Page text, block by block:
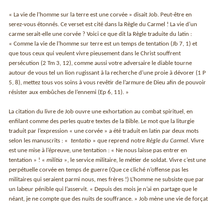
« La vie de l’homme sur la terre est une corvée » disait Job. Peut-être en
serez-vous étonnés. Ce verset est cité dans la Règle du Carmel ! La vie d’un
carme serait-elle une corvée ? Voici ce que dit la Règle traduite du latin :
« Comme la vie de l’homme sur terre est un temps de tentation (Jb 7, 1) et
que tous ceux qui veulent vivre pieusement dans le Christ souffrent
persécution (2 Tm 3, 12), comme aussi votre adversaire le diable tourne
autour de vous tel un lion rugissant à la recherche d’une proie à dévorer (1 P
5, 8), mettez tous vos soins à vous revêtir de l’armure de Dieu afin de pouvoir
résister aux embûches de l’ennemi (Ep 6, 11). »
La citation du livre de Job ouvre une exhortation au combat spirituel, en
enfilant comme des perles quatre textes de la Bible. Le mot que la liturgie
traduit par l’expression « une corvée » a été traduit en latin par deux mots
selon les manuscrits : « tentatio » que reprend notreRègle du Carmel. Vivre
est une mise à l’épreuve, une tentation : « Ne nous laisse pas entrer en
tentation » ! «militia », le service militaire, le métier de soldat. Vivre c’est une
perpétuelle corvée en temps de guerre (Que ce cliché n’offense pas les
militaires qui seraient parmi nous, mes frères !) L’homme ne subsiste que par
un labeur pénible qui l’asservit. « Depuis des mois je n’ai en partage que le
néant, je ne compte que des nuits de souffrance. » Job mène une vie de forçat